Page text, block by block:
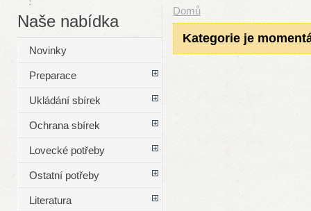
Domů
Kategorie je
Naše nabídka
Novinky
Preparace
Ukládání sbírek
Ochrana sbírek
Lovecké potřeby
Ostatní potřeby
Literatura